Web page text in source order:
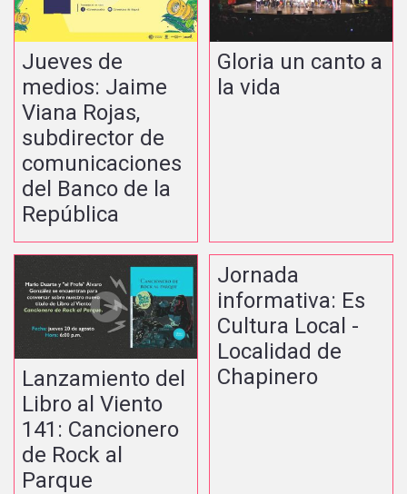
Jueves de
medios: Jaime
Viana Rojas,
subdirector de
comunicaciones
del Banco de la
República
Gloria un canto a
la vida
Lanzamiento del
Libro al Viento
141: Cancionero
de Rock al
Parque
Jornada
informativa: Es
Cultura Local -
Localidad de
Chapinero